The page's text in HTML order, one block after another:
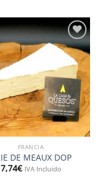
Añadir
a la
lista de
deseos
FRANCIA
DE MEAUX DOP
7,74€ IVA Incluido